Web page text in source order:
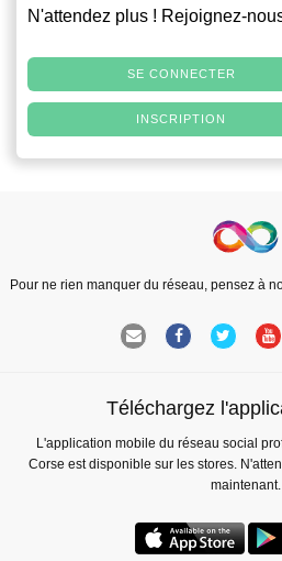
N'attendez plus ! Rejoignez-
SE CONNECTER
INSCRIPTION
Pour ne rien manquer du réseau, pensez à
Téléchargez
L'application mobile du réseau social
Corse est disponible sur les stores.
maintenant.